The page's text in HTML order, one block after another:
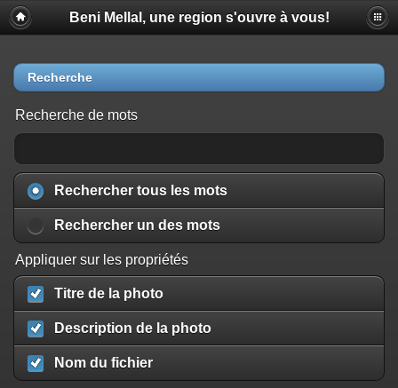
Beni Mellal, une region s'ouvre à vous!
Recherche
Recherche de mots
Rechercher tous les mots
Rechercher un des mots
Appliquer sur les propriétés
Titre de la photo
Description de la photo
Nom du fichier